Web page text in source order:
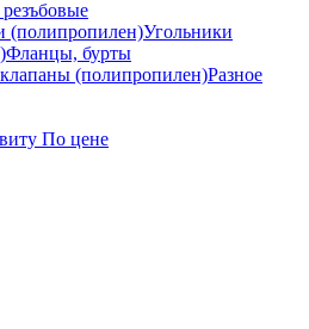
(полипропилен)Угольники
Фланцы, бурты
(полипропилен)Разное
По цене